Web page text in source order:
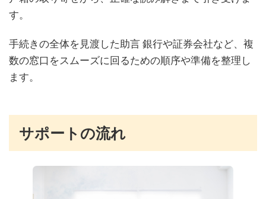
す。
手続きの全体を見渡した助言 銀行や証券会社など、複
数の窓口をスムーズに回るための順序や準備を整理し
ます。
サポートの流れ